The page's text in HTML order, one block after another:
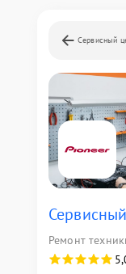
Сервисный
Ремонт